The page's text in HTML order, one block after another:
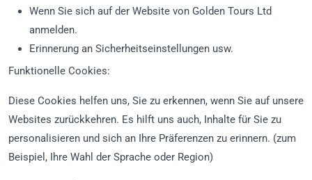
Wenn Sie sich auf der Website von Golden Tours Ltd
anmelden.
Erinnerung an Sicherheitseinstellungen usw.
Funktionelle Cookies:
Diese Cookies helfen uns, Sie zu erkennen, wenn Sie auf unsere
Websites zurückkehren. Es hilft uns auch, Inhalte für Sie zu
personalisieren und sich an Ihre Präferenzen zu erinnern. (zum
Beispiel, Ihre Wahl der Sprache oder Region)